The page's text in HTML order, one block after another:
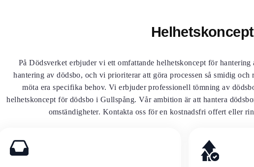
På Dödsverket erbjuder vi ett omfattande helhetskoncept för
hantering av dödsbo, och vi prioriterar att göra processen så smidig
möta era specifika behov. Vi erbjuder professionell tömning av
helhetskoncept för dödsbo i Gullspång. Vår ambition är att hantera
omständigheter. Kontakta oss för en kostnadsfri offert eller